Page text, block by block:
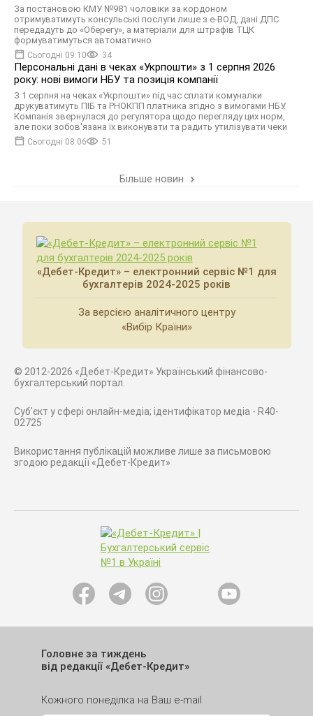
За постановою КМУ №981 чоловіки за кордоном
отримуватимуть консульські послуги лише з е-ВОД, дані ДПС
передадуть до «Оберегу», а матеріали для штрафів ТЦК
формуватимуться автоматично
Сьогодні 09:10 34
Персональні дані в чеках «Укрпошти» з 1 серпня 2026
року: нові вимоги НБУ та позиція компанії
З 1 серпня на чеках «Укрпошти» під час сплати комуналки
друкуватимуть ПІБ та РНОКПП платника згідно з вимогами НБУ.
Компанія звернулася до регулятора щодо перегляду цих норм,
але поки зобов'язана їх виконувати та радить утилізувати чеки
Сьогодні 08:06 51
Більше новин
«Дебет-Кредит» – електронний сервіс №1 для
бухгалтерів 2024-2025 років
За версією аналітичного центру
«Вибір Країни»
© 2012-2026 «Дебет-Кредит» Український фінансово-
бухгалтерський портал.
Суб'єкт у сфері онлайн-медіа; ідентифікатор медіа - R40-
02725
Використання публікацій можливе лише за письмовою
згодою редакції «Дебет-Кредит»
Головне за тиждень
від редакції «Дебет-Кредит»
Кожного понеділка на Ваш e-mail